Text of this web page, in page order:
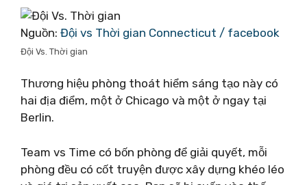
Nguồn: Đội vs Thời gian Connecticut / facebook
Đội Vs. Thời gian
Thương hiệu phòng thoát hiểm sáng tạo này có
hai địa điểm, một ở Chicago và một ở ngay tại
Berlin.
Team vs Time có bốn phòng để giải quyết, mỗi
phòng đều có cốt truyện được xây dựng khéo léo